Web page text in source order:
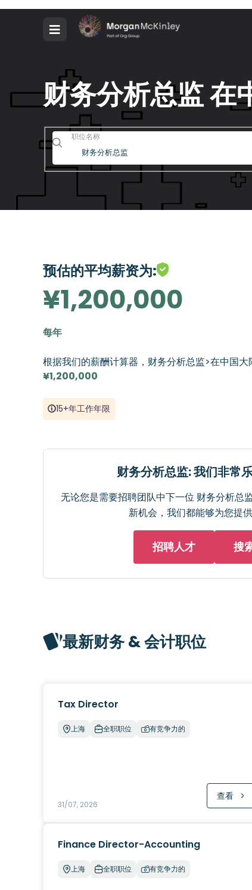
财务分析总监 在
职位名称
预估的平均薪资为:
¥1,200,000
每年
根据我们的薪酬计算器，财务分析总监>在中国
¥1,200,000
15+年工作年限
财务分析总监: 我们非常
无论您是需要招聘团队中下一位 财务分析总
新机会，我们都能够为您提供
招聘人才 搜
最新财务 & 会计职位
Tax Director
上海 全职职位 有竞争力的
31/07, 2026
查看
Finance Director-Accounting
上海 全职职位 有竞争力的